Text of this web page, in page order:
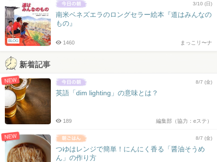
BLOG
3/10 (日)
南米ベネズエラのロングセラー絵本『道はみんなの
もの』
まっこリ〜ナ
1460
新着記事
NEW 8/7 (金)
英語「dim lighting」の意味とは？
編集部（協力：eステ）
189
NEW 8/7 (金)
つゆはレンジで簡単！にんにく香る「醤油そうめ
ん」の作り方